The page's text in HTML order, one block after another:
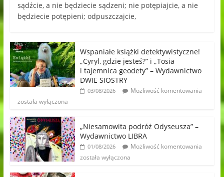
sądźcie, a nie będziecie sądzeni; nie potępiajcie, a nie
będziecie potępieni; odpuszczajcie,
Wspaniałe książki detektywistyczne!
„Cyryl, gdzie jesteś?” i „Tosia
i tajemnica geodety” – Wydawnictwo
DWIE SIOSTRY
03/08/2026
Możliwość komentowania
została wyłączona
„Niesamowita podróż Odyseusza” –
Wydawnictwo LIBRA
01/08/2026
Możliwość komentowania
została wyłączona